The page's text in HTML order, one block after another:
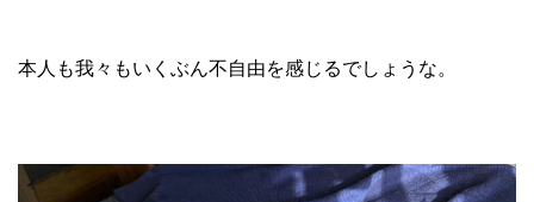
本人も我々もいくぶん不自由を感じるでしょうな。